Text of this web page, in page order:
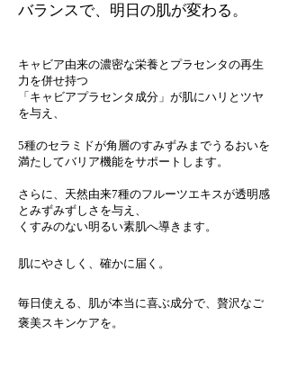
バランスで、明日の肌が変わる。
キャビア由来の濃密な栄養とプラセンタの再生
力を併せ持つ
「キャビアプラセンタ成分」が肌にハリとツヤ
を与え、
5種のセラミドが角層のすみずみまでうるおいを
満たしてバリア機能をサポートします。
さらに、天然由来7種のフルーツエキスが透明感
とみずみずしさを与え、
くすみのない明るい素肌へ導きます。
肌にやさしく、確かに届く。
毎日使える、肌が本当に喜ぶ成分で、贅沢なご
褒美スキンケアを。